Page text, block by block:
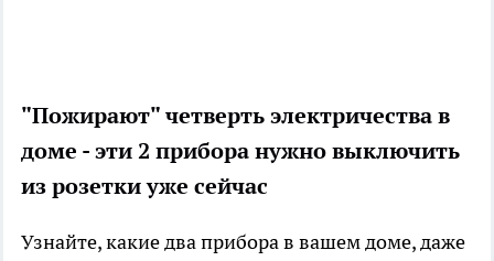
"Пожирают" четверть электричества в
доме - эти 2 прибора нужно выключить
из розетки уже сейчас
Узнайте, какие два прибора в вашем доме, даже